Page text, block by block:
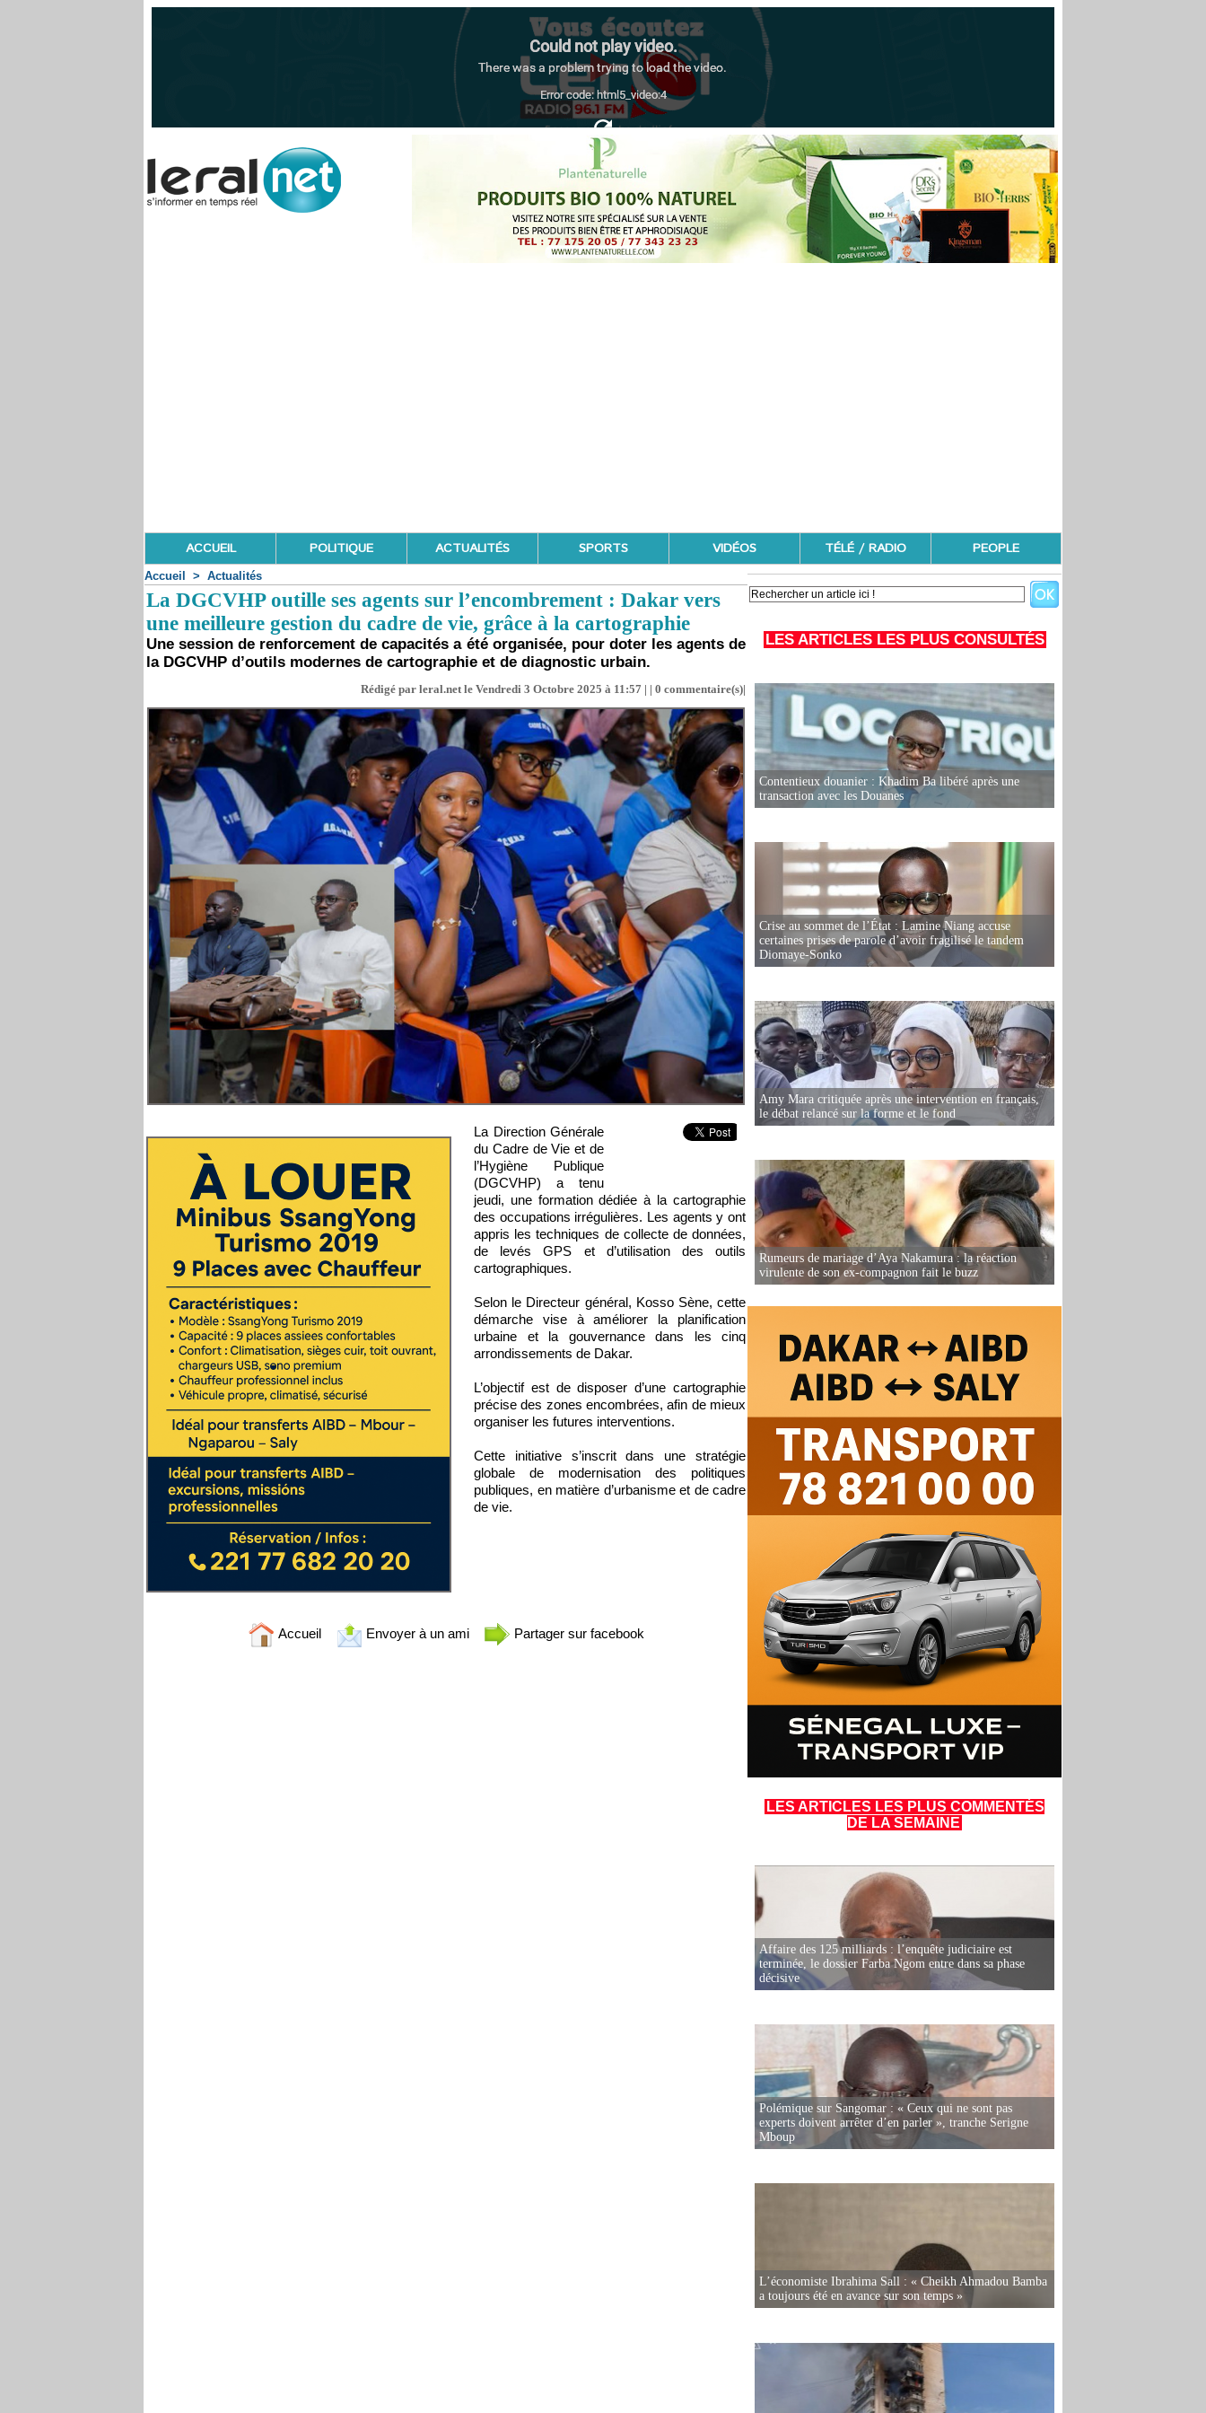
ACCUEIL POLITIQUE ACTUALITÉS SPORTS VIDÉOS TÉLÉ / RADIO PEOPLE
Accueil > Actualités
La DGCVHP outille ses agents sur l’encombrement : Dakar vers
une meilleure gestion du cadre de vie, grâce à la cartographie
Une session de renforcement de capacités a été organisée, pour doter les agents de
la DGCVHP d’outils modernes de cartographie et de diagnostic urbain.
Rédigé par leral.net le Vendredi 3 Octobre 2025 à 11:57 | | 0 commentaire(s)|
La Direction Générale
du Cadre de Vie et de
l’Hygiène Publique
(DGCVHP) a tenu
jeudi, une formation dédiée à la cartographie
des occupations irrégulières. Les agents y ont
appris les techniques de collecte de données,
de levés GPS et d’utilisation des outils
cartographiques.
Selon le Directeur général, Kosso Sène, cette
démarche vise à améliorer la planification
urbaine et la gouvernance dans les cinq
arrondissements de Dakar.
L’objectif est de disposer d’une cartographie
précise des zones encombrées, afin de mieux
organiser les futures interventions.
Cette initiative s’inscrit dans une stratégie
globale de modernisation des politiques
publiques, en matière d’urbanisme et de cadre
de vie.
Accueil Envoyer à un ami Partager sur facebook
LES ARTICLES LES PLUS CONSULTÉS
Contentieux douanier : Khadim Ba libéré après une
transaction avec les Douanes
Crise au sommet de l’État : Lamine Niang accuse
certaines prises de parole d’avoir fragilisé le tandem
Diomaye-Sonko
Amy Mara critiquée après une intervention en français,
le débat relancé sur la forme et le fond
Rumeurs de mariage d’Aya Nakamura : la réaction
virulente de son ex-compagnon fait le buzz
LES ARTICLES LES PLUS COMMENTÉS
DE LA SEMAINE
Affaire des 125 milliards : l’enquête judiciaire est
terminée, le dossier Farba Ngom entre dans sa phase
décisive
Polémique sur Sangomar : « Ceux qui ne sont pas
experts doivent arrêter d’en parler », tranche Serigne
Mboup
L’économiste Ibrahima Sall : « Cheikh Ahmadou Bamba
a toujours été en avance sur son temps »